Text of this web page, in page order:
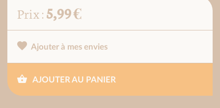
Prix :5,99 €
Ajouter à mes envies
AJOUTER AU PANIER